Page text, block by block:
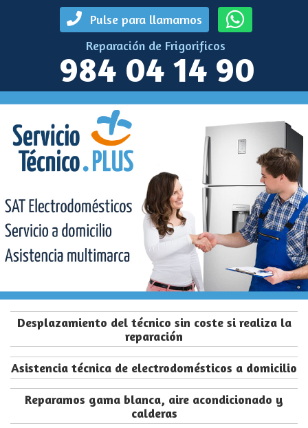
Pulse para llamarnos
Reparación de Frigorificos
984 04 14 90
Desplazamiento del técnico sin coste si realiza la
reparación
Asistencia técnica de electrodomésticos a domicilio
Reparamos gama blanca, aire acondicionado y
calderas